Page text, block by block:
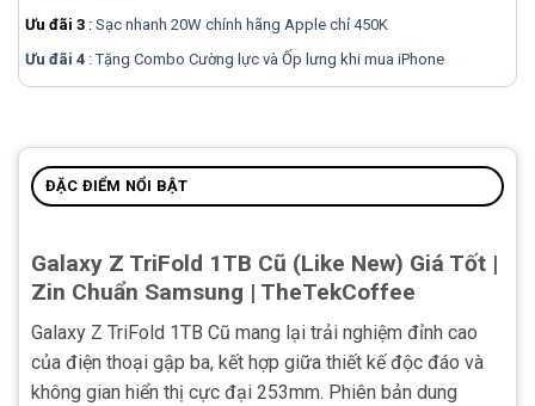
Ưu đãi 3 : Sạc nhanh 20W chính hãng Apple chỉ 450K
Ưu đãi 4 : Tặng Combo Cường lực và Ốp lưng khi mua iPhone
ĐẶC ĐIỂM NỔI BẬT
Galaxy Z TriFold 1TB Cũ (Like New) Giá Tốt |
Zin Chuẩn Samsung | TheTekCoffee
Galaxy Z TriFold 1TB Cũ mang lại trải nghiệm đỉnh cao
của điện thoại gập ba, kết hợp giữa thiết kế độc đáo và
không gian hiển thị cực đại 253mm. Phiên bản dung